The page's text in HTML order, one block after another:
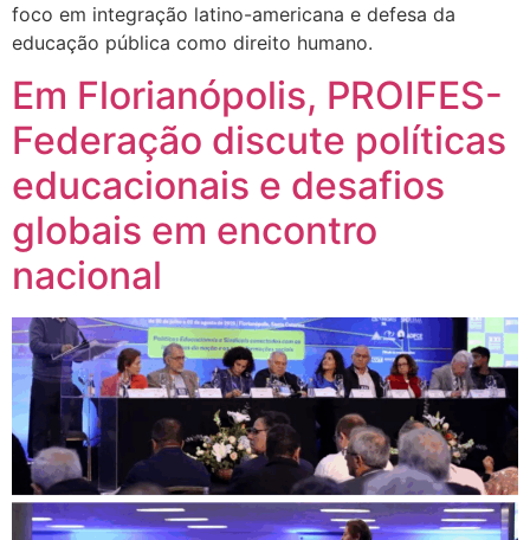
foco em integração latino-americana e defesa da
educação pública como direito humano.
Em Florianópolis, PROIFES-
Federação discute políticas
educacionais e desafios
globais em encontro
nacional